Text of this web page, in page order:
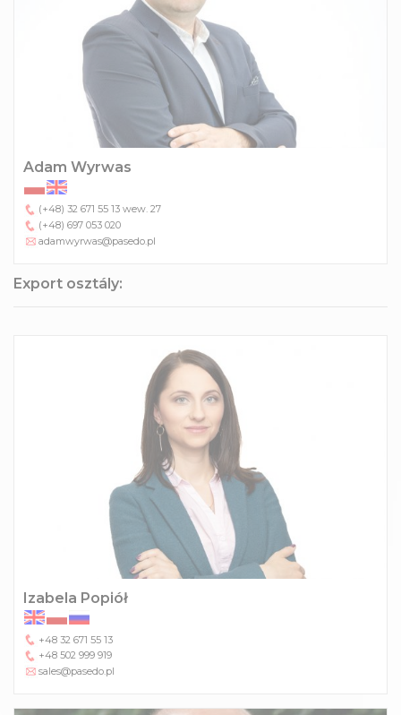
Adam Wyrwas
(+48) 32 671 55 13 wew. 27
(+48) 697 053 020
adamwyrwas@pasedo.pl
Export osztály:
Izabela Popiół
+48 32 671 55 13
+48 502 999 919
sales@pasedo.pl